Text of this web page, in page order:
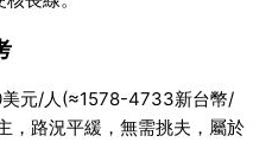
元/人(≈1578-4733新台幣/
，路況平緩，無需挑夫，屬於